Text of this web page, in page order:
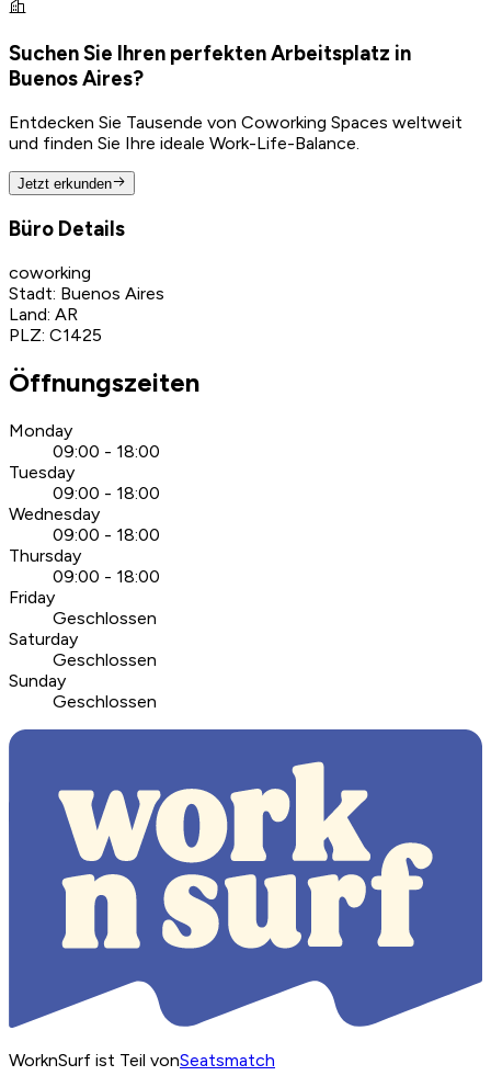
Suchen Sie Ihren perfekten Arbeitsplatz in
Buenos Aires?
Entdecken Sie Tausende von Coworking Spaces weltweit
und finden Sie Ihre ideale Work-Life-Balance.
Jetzt erkunden
Büro Details
coworking
Stadt: Buenos Aires
Land: AR
PLZ: C1425
Öffnungszeiten
Monday
09:00 - 18:00
Tuesday
09:00 - 18:00
Wednesday
09:00 - 18:00
Thursday
09:00 - 18:00
Friday
Geschlossen
Saturday
Geschlossen
Sunday
Geschlossen
WorknSurf ist Teil vonSeatsmatch